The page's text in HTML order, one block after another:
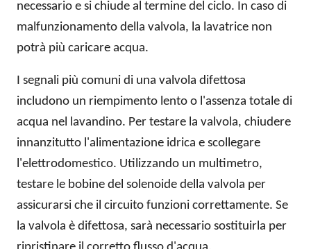
necessario e si chiude al termine del ciclo. In caso di
malfunzionamento della valvola, la lavatrice non
potrà più caricare acqua.
I segnali più comuni di una valvola difettosa
includono un riempimento lento o l'assenza totale di
acqua nel lavandino. Per testare la valvola, chiudere
innanzitutto l'alimentazione idrica e scollegare
l'elettrodomestico. Utilizzando un multimetro,
testare le bobine del solenoide della valvola per
assicurarsi che il circuito funzioni correttamente. Se
la valvola è difettosa, sarà necessario sostituirla per